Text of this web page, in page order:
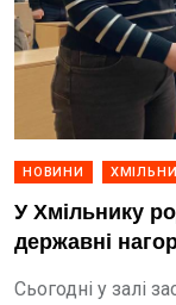
НОВИНИ
У Хмільнику
державні
Сьогодні у залі